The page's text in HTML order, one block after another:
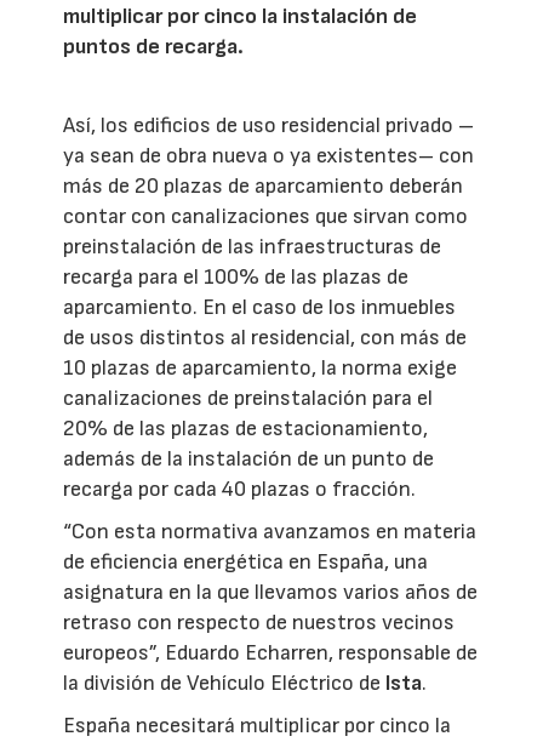
multiplicar por cinco la instalación de
puntos de recarga.
Así, los edificios de uso residencial privado –
ya sean de obra nueva o ya existentes– con
más de 20 plazas de aparcamiento deberán
contar con canalizaciones que sirvan como
preinstalación de las infraestructuras de
recarga para el 100% de las plazas de
aparcamiento. En el caso de los inmuebles
de usos distintos al residencial, con más de
10 plazas de aparcamiento, la norma exige
canalizaciones de preinstalación para el
20% de las plazas de estacionamiento,
además de la instalación de un punto de
recarga por cada 40 plazas o fracción.
“Con esta normativa avanzamos en materia
de eficiencia energética en España, una
asignatura en la que llevamos varios años de
retraso con respecto de nuestros vecinos
europeos”, Eduardo Echarren, responsable de
la división de Vehículo Eléctrico de Ista.
España necesitará multiplicar por cinco la